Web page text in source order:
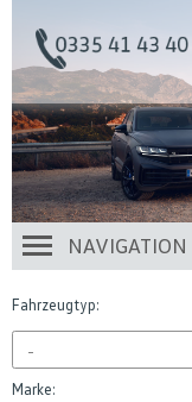
NAVIGATION
Fahrzeugtyp:
Marke: